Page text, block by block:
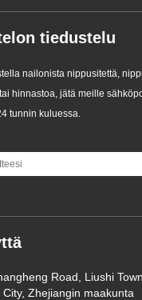
tiedustelu
nailonista nippusitettä,
hinnastoa, jätä meille
tunnin kuluessa.
Road, Liushi
Zhejiangin maakunta